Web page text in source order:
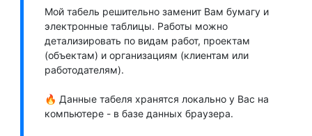
Мой табель решительно заменит Вам бумагу и
электронные таблицы. Работы можно
детализировать по видам работ, проектам
(объектам) и организациям (клиентам или
работодателям).
🔥 Данные табеля хранятся локально у Вас на
компьютере - в базе данных браузера.